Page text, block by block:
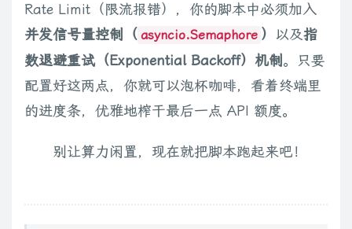
Rate Limit（限流报错），你的脚本中必须加入
并发信号量控制（ asyncio.Semaphore ） 以及指
数退避重试（Exponential Backoff）机制 。只要
配置好这两点，你就可以泡杯咖啡，看着终端里
的进度条，优雅地榨干最后一点 API 额度。
别让算力闲置，现在就把脚本跑起来吧！